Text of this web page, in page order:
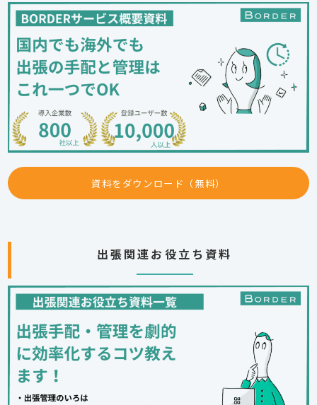
資料をダウンロード（無料）
出張関連お役立ち資料